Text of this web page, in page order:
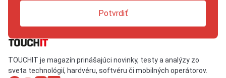
Potvrdiť
TOUCHIT je magazín prinášajúci novinky, testy a analýzy zo
sveta technológií, hardvéru, softvéru či mobilných operátorov.